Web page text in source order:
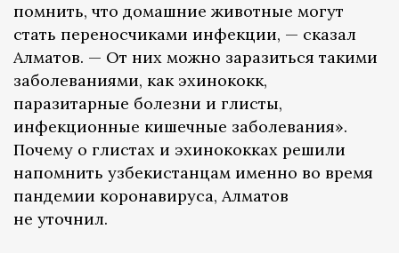
помнить, что домашние животные могут
стать переносчиками инфекции, — сказал
Алматов. — От них можно заразиться такими
заболеваниями, как эхинококк,
паразитарные болезни и глисты,
инфекционные кишечные заболевания».
Почему о глистах и эхинококках решили
напомнить узбекистанцам именно во время
пандемии коронавируса, Алматов
не уточнил.